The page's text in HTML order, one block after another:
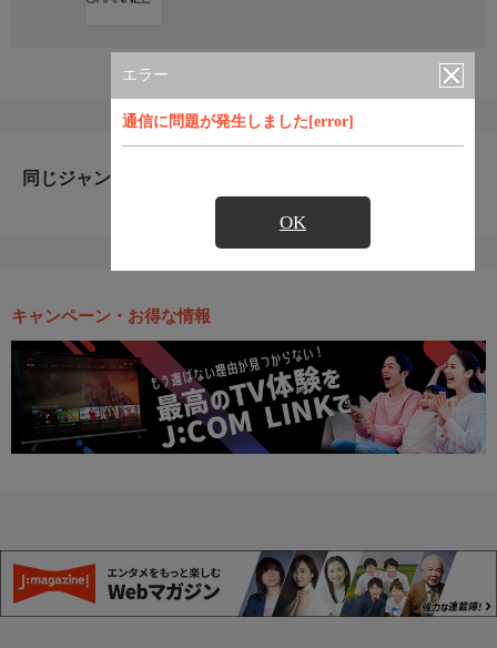
エラー
通信に問題が発生しました[error]
OK
同じジャンルのおすすめ番組
キャンペーン・お得な情報